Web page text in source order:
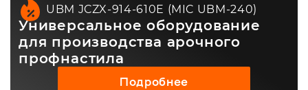
UBM JCZX-914-610E (MIC UBM-240)
Универсальное оборудование
для производства арочного
профнастила
Подробнее